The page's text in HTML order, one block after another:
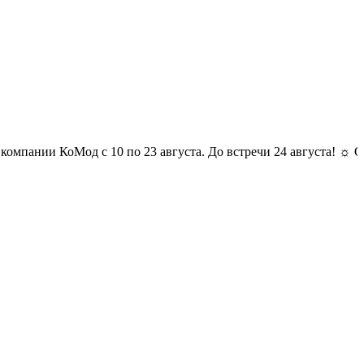
КоМод с 10 по 23 августа. До встречи 24 августа! ☼